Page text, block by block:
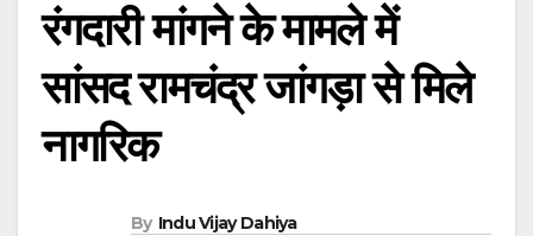
रंगदारी मांगने के मामले में
सांसद रामचंद्र जांगड़ा से मिले
नागरिक
By Indu Vijay Dahiya